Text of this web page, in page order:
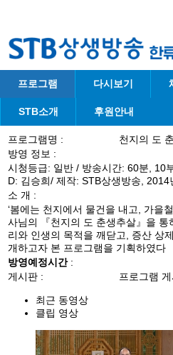
프로그램 다시보기
STB소개 후원안내
프로그램명 :
천지의 도
방영 정보 :
시청등급: 일반 / 방송시간: 60분, 10
D: 김승희/ 제작: STB상생방송, 2014
소 개 :
‘봄에는 천지에서 물건을 내고, 가을
사님의 『천지의 도 춘생추살』을 통
리와 인생의 목적을 깨닫고, 증산 상
개하고자 본 프로그램을 기획하였다
방영예정시간 :
게시판 :
프로그램
최근 동영상
클립 영상